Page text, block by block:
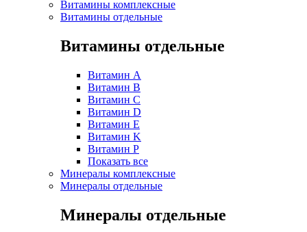
Витамины комплексные
Витамины отдельные
Витамины отдельные
Витамин A
Витамин B
Витамин C
Витамин D
Витамин E
Витамин K
Витамин P
Показать все
Минералы комплексные
Минералы отдельные
Минералы отдельные